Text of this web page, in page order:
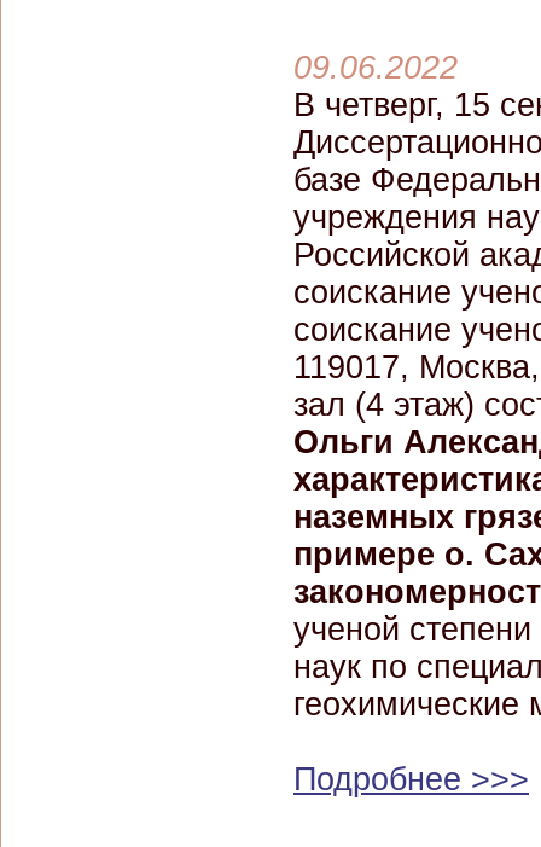
09.06.2022
В четверг, 15
базе
учреждения
Российской
соискание
соискание
119017,
зал (4 этаж)
Ольги
наземных
примере о.
ученой
наук по
геохимические
Подробнее >>>